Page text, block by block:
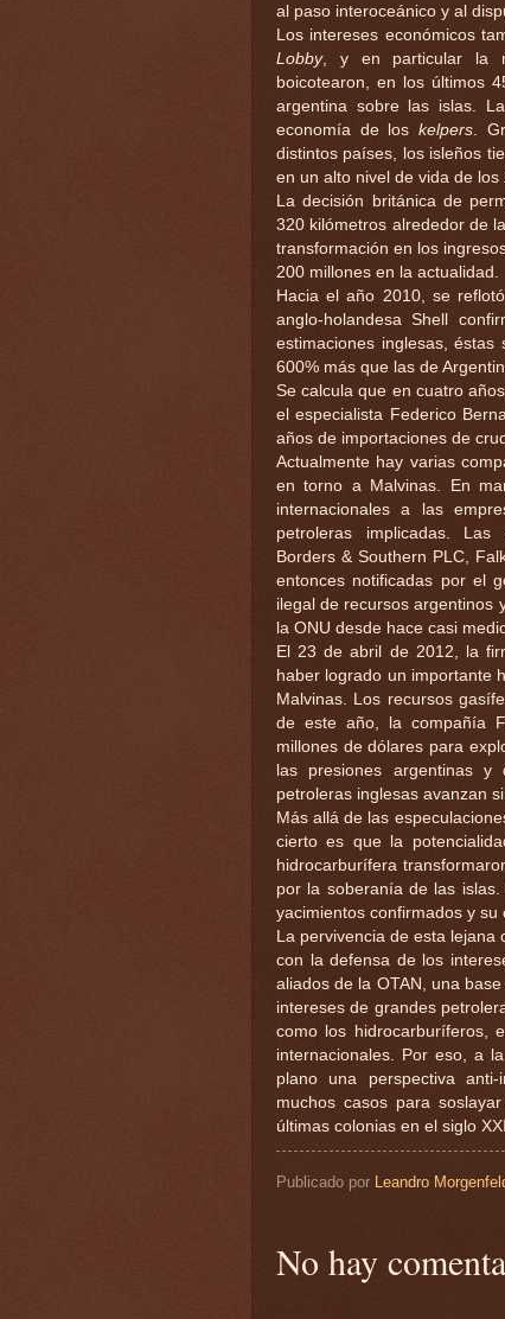
al paso interoceánico y al
Los intereses económicos
Lobby, y en particular la
boicotearon, en los últimos
argentina sobre las islas.
economía de loskelpers .
distintos países, los isleños
en un alto nivel de vida de los
La decisión británica de
320 kilómetros alrededor de
transformación en los
200 millones en la actualidad.
Hacia el año 2010, se
anglo-holandesa Shell
estimaciones inglesas,
600% más que las de
Se calcula que en cuatro
el especialista Federico
años de importaciones de
Actualmente hay varias
en torno a Malvinas. En
internacionales a las
petroleras implicadas. Las
Borders & Southern PLC,
entonces notificadas por el
ilegal de recursos argentinos
la ONU desde hace casi
El 23 de abril de 2012, la
haber logrado un importante
Malvinas. Los recursos
de este año, la compañía
millones de dólares para
las presiones argentinas
petroleras inglesas avanzan
Más allá de las
cierto es que la
hidrocarburífera
por la soberanía de las
yacimientos confirmados y su
La pervivencia de esta
con la defensa de los
aliados de la OTAN, una
intereses de grandes
como los hidrocarburíferos,
internacionales. Por eso, a
plano una perspectiva
muchos casos para
últimas colonias en el siglo XXI.
Publicado por Leandro
No hay